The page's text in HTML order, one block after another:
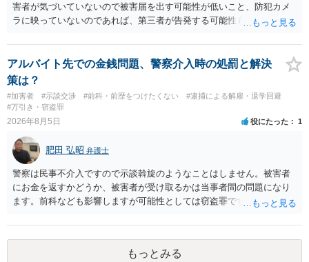
害者が気づいていないので被害届を出す可能性が低いこと、防犯カメ
ラに映っていないのであれば、第三者が告発する可能性も低いこと、
座る女性を盗撮(全体像写真1枚と5秒程度の動画)してしまいました。下
着や胸など強調したものではありません。」とありますが、少なくと
も捜査段階では性的姿態等撮影罪の被疑事実で逮捕勾留されるケース
が私の弁護経験では多くなった印象です（最終的には不起訴ないし各
都道府県の迷惑防止条例違反になることもあります）。2度としないこ
とをお勧めいたします。ご参考にしてください。
アルバイト先での金銭問題、警察介入時の処罰と解決
策は？
#加害者 #示談交渉 #前科・前歴をつけたくない
#逮捕による解雇・退学回避
#万引き・窃盗罪
2026年8月5日 役にたった 1
肥田 弘昭 弁護士
警察は民事不介入ですので示談斡旋のようなことはしません。被害者
にお金を返すかどうか、被害者が受け取るかは当事者間の問題になり
ます。前科なども影響しますが可能性としては窃盗罪ですので、逮捕
もっとみる